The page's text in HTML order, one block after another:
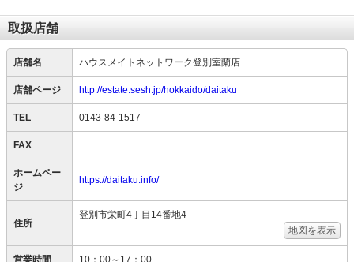
取扱店舗
店舗名 ハウスメイトネットワーク登別室蘭店
店舗ページ http://estate.sesh.jp/hokkaido/daitaku
TEL 0143-84-1517
FAX
ホームペー
ジ
https://daitaku.info/
住所
登別市栄町4丁目14番地4
地図を表示
営業時間 10：00～17：00